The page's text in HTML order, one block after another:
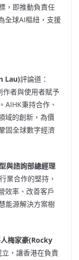
，即推動負責任
全球AI樞紐，支援
Lau)評論道：
作者與使用者賦予
AIHK秉持合作、
域的創新，為價
固全球數字經濟
與諮詢部總經理
業合作的堅持，
效率、改善客戶
能源解決方案樹
梅家豪(Rocky
，讓香港在負責